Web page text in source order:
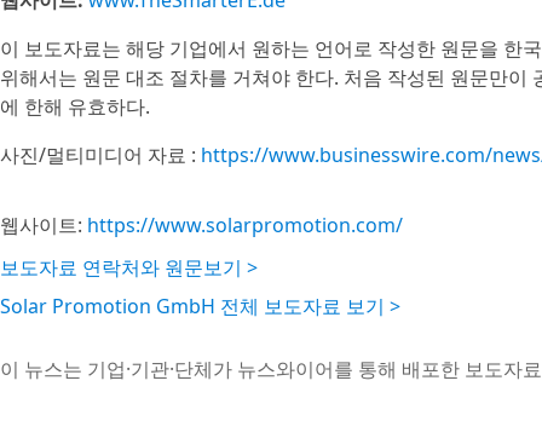
이 보도자료는 해당 기업에서 원하는 언어로 작성한 원문을 한
위해서는 원문 대조 절차를 거쳐야 한다. 처음 작성된 원문만
에 한해 유효하다.
사진/멀티미디어 자료 : https://www.businesswire.com/
웹사이트: https://www.solarpromotion.com/
보도자료 연락처와 원문보기 >
Solar Promotion GmbH 전체 보도자료 보기 >
이 뉴스는 기업·기관·단체가 뉴스와이어를 통해 배포한 보도자